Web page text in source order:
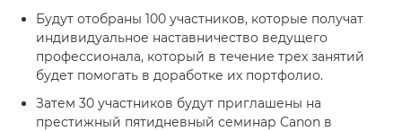
Будут отобраны 100 участников, которые получат
индивидуальное наставничество ведущего
профессионала, который в течение трех занятий
будет помогать в доработке их портфолио.
Затем 30 участников будут приглашены на
престижный пятидневный семинар Canon в